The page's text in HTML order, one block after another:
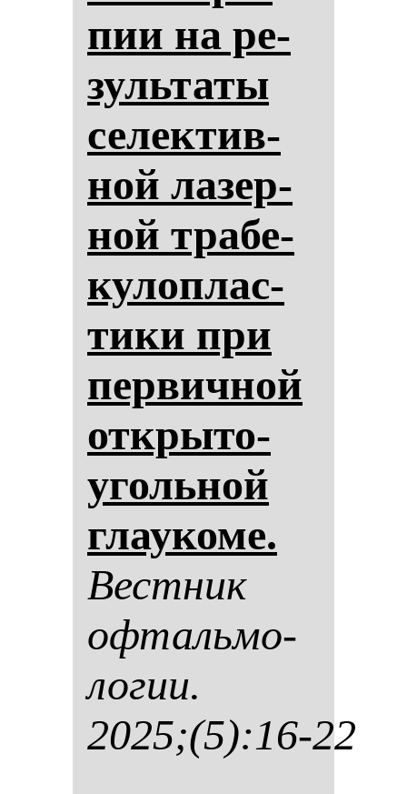
пии на ре­
зуль­та­ты
се­лек­тив­
ной ла­зер­
ной тра­бе­
ку­лоп­лас­
ти­ки при
пер­вич­ной
от­кры­то­
уголь­ной
гла­уко­ме.
Вес­тник
оф­таль­мо­
ло­гии.
2025;(5):16-22